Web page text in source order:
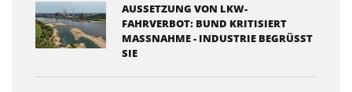
AUSSETZUNG VON LKW-
FAHRVERBOT: BUND KRITISIERT
MASSNAHME - INDUSTRIE BEGRÜSST SI
E